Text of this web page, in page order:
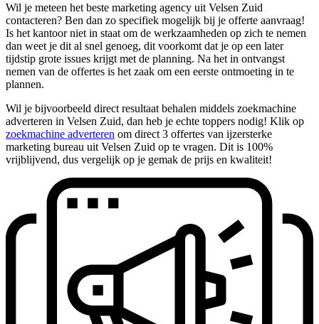
Wil je meteen het beste marketing agency uit Velsen Zuid
contacteren? Ben dan zo specifiek mogelijk bij je offerte aanvraag!
Is het kantoor niet in staat om de werkzaamheden op zich te nemen
dan weet je dit al snel genoeg, dit voorkomt dat je op een later
tijdstip grote issues krijgt met de planning. Na het in ontvangst
nemen van de offertes is het zaak om een eerste ontmoeting in te
plannen.
Wil je bijvoorbeeld direct resultaat behalen middels zoekmachine
adverteren in Velsen Zuid, dan heb je echte toppers nodig! Klik op
zoekmachine adverteren om direct 3 offertes van ijzersterke
marketing bureau uit Velsen Zuid op te vragen. Dit is 100%
vrijblijvend, dus vergelijk op je gemak de prijs en kwaliteit!